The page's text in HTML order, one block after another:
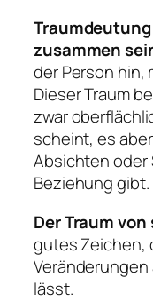
zusammen
der Person hin,
Dieser Traum
zwar
scheint, es
Absichten oder
Beziehung gibt.
Der Traum
gutes Zeichen,
lässt.